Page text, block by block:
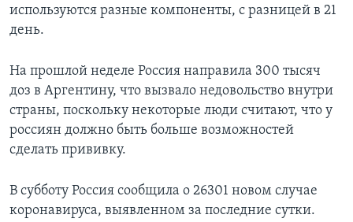
используются разные компоненты, с разницей в 21
день.
На прошлой неделе Россия направила 300 тысяч
доз в Аргентину, что вызвало недовольство внутри
страны, поскольку некоторые люди считают, что у
россиян должно быть больше возможностей
сделать прививку.
В субботу Россия сообщила о 26301 новом случае
коронавируса, выявленном за последние сутки.